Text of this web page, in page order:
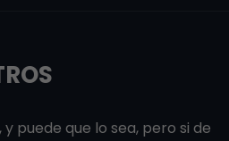
puede que lo sea, pero si de